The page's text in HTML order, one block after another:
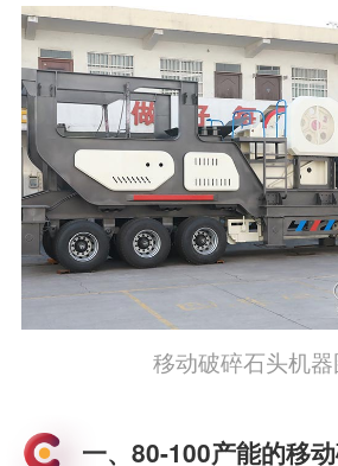
移动破碎石头机
一、80-100产能的移